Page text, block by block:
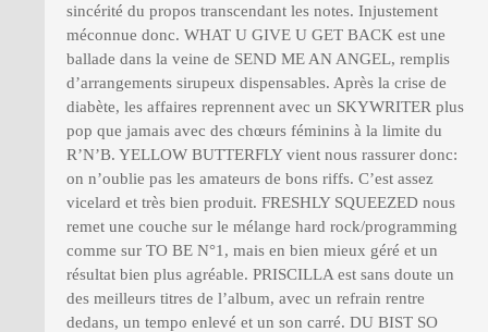
sincérité du propos transcendant les notes. Injustement
méconnue donc. WHAT U GIVE U GET BACK est une
ballade dans la veine de SEND ME AN ANGEL, remplis
d’arrangements sirupeux dispensables. Après la crise de
diabète, les affaires reprennent avec un SKYWRITER plus
pop que jamais avec des chœurs féminins à la limite du
R’N’B. YELLOW BUTTERFLY vient nous rassurer donc:
on n’oublie pas les amateurs de bons riffs. C’est assez
vicelard et très bien produit. FRESHLY SQUEEZED nous
remet une couche sur le mélange hard rock/programming
comme sur TO BE N°1, mais en bien mieux géré et un
résultat bien plus agréable. PRISCILLA est sans doute un
des meilleurs titres de l’album, avec un refrain rentre
dedans, un tempo enlevé et un son carré. DU BIST SO